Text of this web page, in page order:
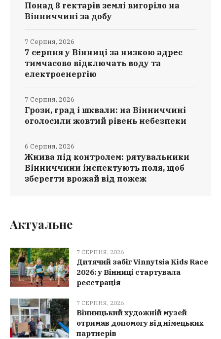
Понад 8 гектарів землі вигоріло на
Вінниччині за добу
7 серпня у Вінниці за низкою адрес
тимчасово відключать воду та
електроенергію
7 Серпня, 2026
Грози, град і шквали: на Вінниччині
оголосили жовтий рівень небезпеки
7 Серпня, 2026
Жнива під контролем: рятувальники
Вінниччини інспектують поля, щоб
зберегти врожай від пожеж
6 Серпня, 2026
Актуальне
7 СЕРПНЯ, 2026
Дитячий забіг Vinnytsia Kids Race
2026: у Вінниці стартувала
реєстрація
7 СЕРПНЯ, 2026
Вінницький художній музей
отримав допомогу від німецьких
партнерів